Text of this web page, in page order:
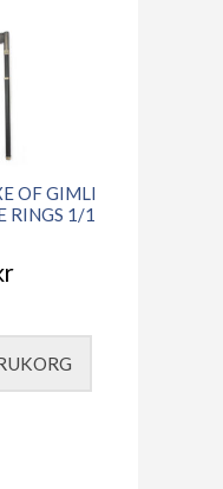
OF GIMLI
RINGS 1/1